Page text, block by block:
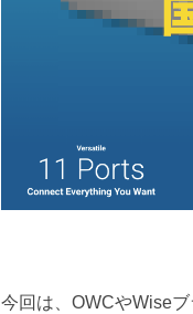
今回は、OWCやWise